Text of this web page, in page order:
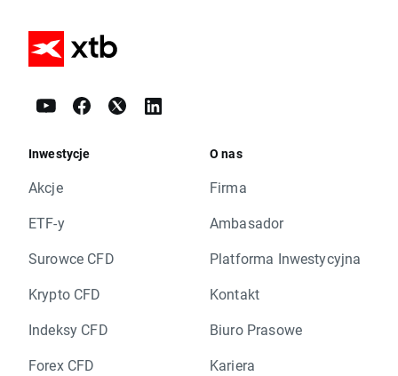
Inwestycje
Akcje
ETF-y
Surowce CFD
Krypto CFD
Indeksy CFD
Forex CFD
O nas
Firma
Ambasador
Platforma Inwestycyjna
Kontakt
Biuro Prasowe
Kariera